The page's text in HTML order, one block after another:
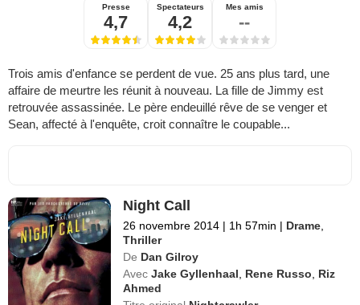
Presse
4,7
Spectateurs
4,2
Mes amis
--
Trois amis d'enfance se perdent de vue. 25 ans plus tard, une
affaire de meurtre les réunit à nouveau. La fille de Jimmy est
retrouvée assassinée. Le père endeuillé rêve de se venger et
Sean, affecté à l'enquête, croit connaître le coupable...
Night Call
26 novembre 2014 | 1h 57min | Drame,
Thriller
De Dan Gilroy
Avec Jake Gyllenhaal, Rene Russo, Riz
Ahmed